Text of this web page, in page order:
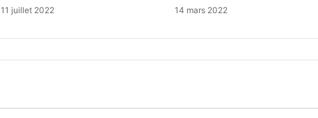
11 juillet 2022 14 mars 2022